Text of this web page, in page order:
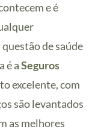
e é
de saúde
é aSeguros
excelente, com
são levantados
as melhores